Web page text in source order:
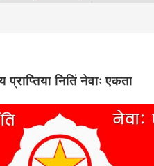
प्राप्तिया नितिं नेवाः एकता